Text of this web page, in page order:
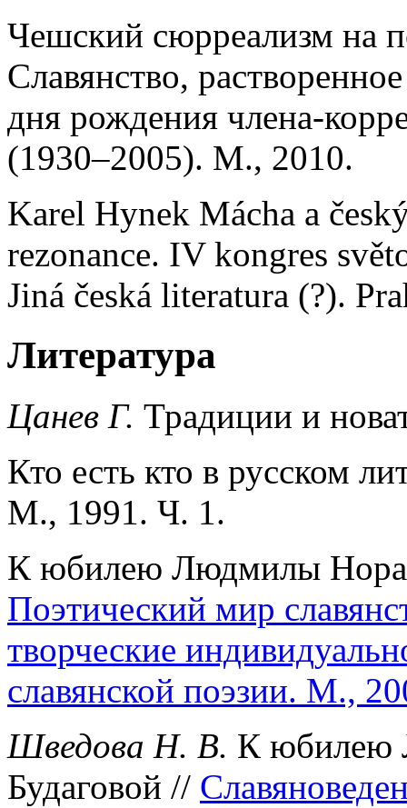
Чешский сюрреализм на
Славянство,
дня рождения члена-
(1930–2005). М., 2010.
Karel Hynek Mácha a
rezonance. IV kongres
Jiná česká literatura (?).
Литература
Цанев Г. Традиции и
Кто есть кто в русском
М., 1991. Ч. 1.
К юбилею Людмилы
Поэтический мир
творческие
славянской поэзии. М.,
Шведова Н. В. К юбилею
Будаговой //